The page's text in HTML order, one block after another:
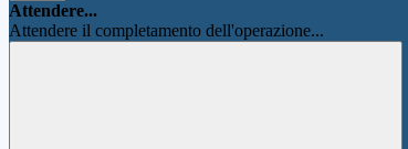
Attendere...
Attendere il completamento dell'operazione...